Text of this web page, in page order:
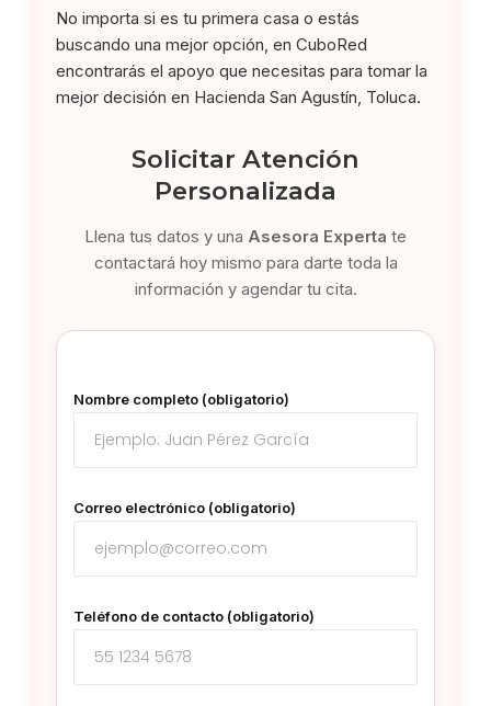
No importa si es tu primera casa o estás
buscando una mejor opción, en CuboRed
encontrarás el apoyo que necesitas para tomar la
mejor decisión en Hacienda San Agustín, Toluca.
Solicitar Atención
Personalizada
Llena tus datos y una Asesora Experta te
contactará hoy mismo para darte toda la
información y agendar tu cita.
Nombre completo (obligatorio)
Correo electrónico (obligatorio)
Teléfono de contacto (obligatorio)